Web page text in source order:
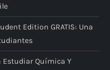
Edition GRATIS: Una
Estudiar Química Y